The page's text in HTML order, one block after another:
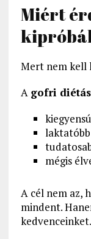
Miért
Mert nem kell
A gofri
laktatóbb
mégis
A cél nem az,
mindent.
kedvenceinket.